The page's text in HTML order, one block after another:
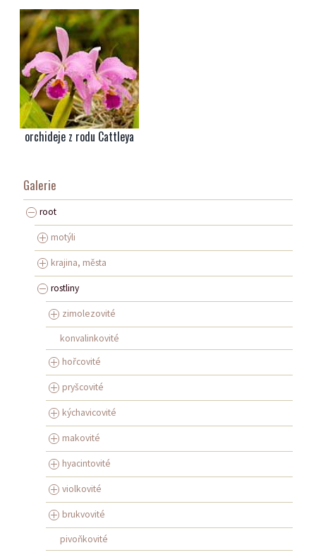
orchideje z rodu Cattleya
Galerie
root
motýli
krajina, města
rostliny
zimolezovité
konvalinkovité
hořcovité
pryšcovité
kýchavicovité
makovité
hyacintovité
violkovité
brukvovité
pivoňkovité